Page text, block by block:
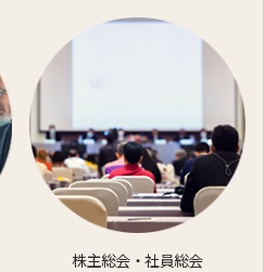
株主総会・社員総会